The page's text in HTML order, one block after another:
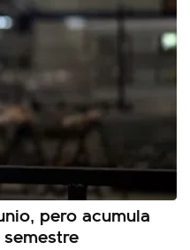
pero acumula
semestre